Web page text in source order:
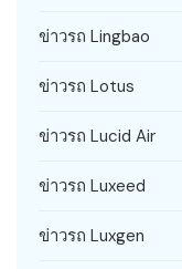
ข่าวรถ Lingbao
ข่าวรถ Lotus
ข่าวรถ Lucid Air
ข่าวรถ Luxeed
ข่าวรถ Luxgen